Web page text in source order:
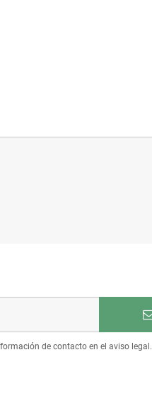
de contacto en el aviso legal.